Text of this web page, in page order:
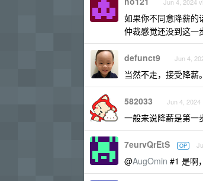
如果你不同意降薪的
仲裁感觉还没到这一
defunct9 Jun 4,
当然不走，接受降薪
582033 Jun 4, 2024
一般来说降薪是第一
7eurvQrEtS OP
@AugOmin #1 是啊